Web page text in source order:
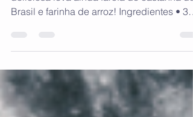
Sobrou legumes em casa? Esta torta
deliciosa leva ainda farofa de castanha do
xícaras (de...